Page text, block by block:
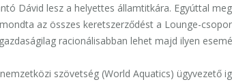
Dávid lesz a helyettes államtitkára. Egyúttal
az összes keretszerződést a Lounge-
racionálisabban lehet majd ilyen
szövetség (World Aquatics) ügyvezető